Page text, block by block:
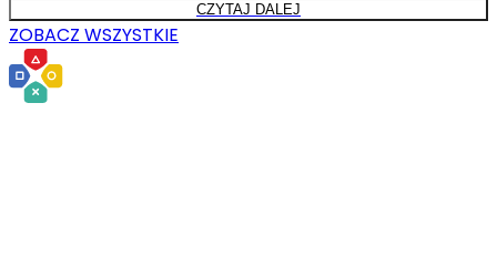
CZYTAJ DALEJ
ZOBACZ WSZYSTKIE